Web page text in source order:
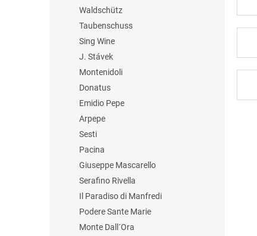
Waldschütz
Taubenschuss
Sing Wine
J. Stávek
Montenidoli
Donatus
Emidio Pepe
Arpepe
Sesti
Pacina
Giuseppe Mascarello
Serafino Rivella
Il Paradiso di Manfredi
Podere Sante Marie
Monte Dall´Ora